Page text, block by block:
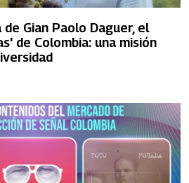
Gian Paolo Daguer, el
de Colombia: una misión